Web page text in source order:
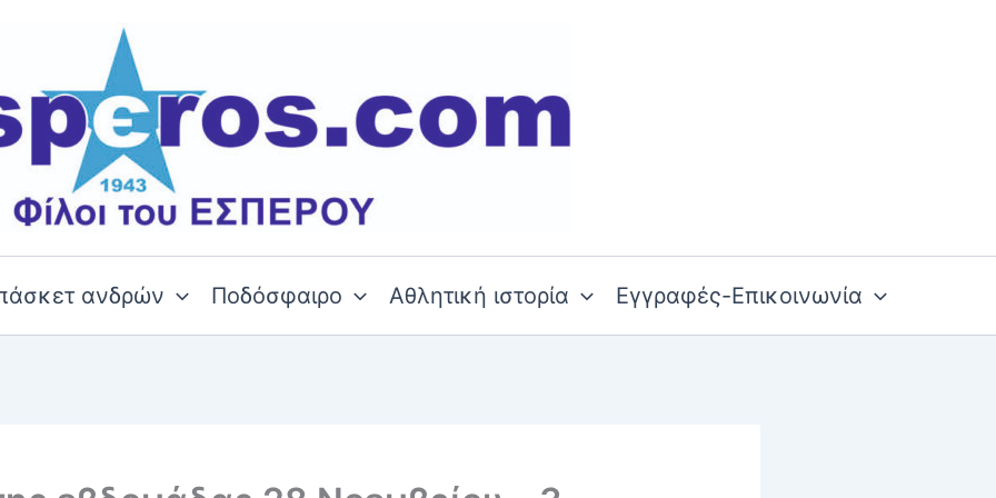
ανδρών Ποδόσφαιρο Αθλητική ιστορία Εγγραφές-Επικοινωνία